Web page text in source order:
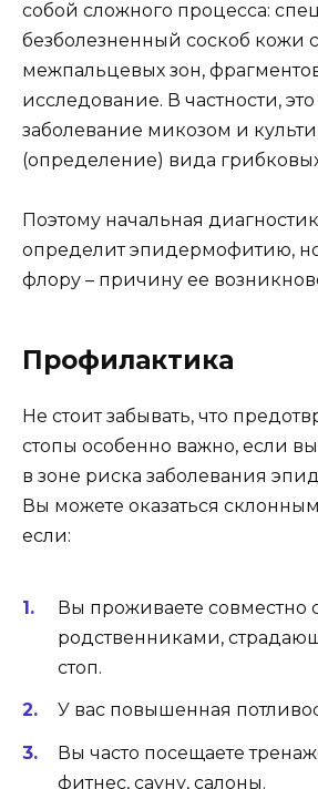
собой сложного процесса:
безболезненный соскоб кожи
межпальцевых зон,
исследование. В частности,
заболевание микозом и
(определение) вида
Поэтому начальная
определит эпидермофитию,
флору – причину ее
Профилактика
Не стоит забывать, что
стопы особенно важно, если
в зоне риска заболевания
Вы можете оказаться
если:
Вы проживаете совместно
родственниками,
стоп.
У вас повышенная
Вы часто посещаете
фитнес, сауну, салоны.